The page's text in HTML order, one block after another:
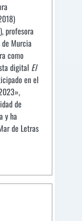
profesora
Murcia
como
digital El
en el
de
y ha
de Letras